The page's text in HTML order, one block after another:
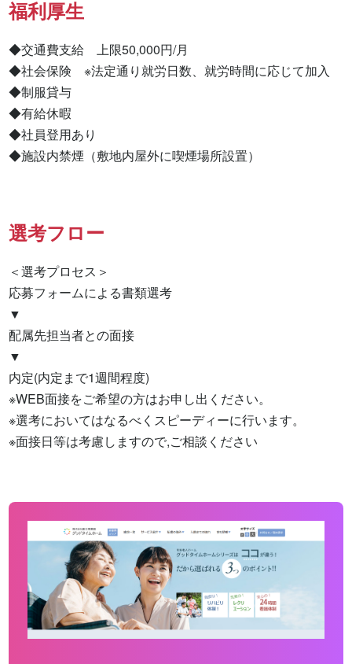
福利厚生
◆交通費支給　上限50,000円/月
◆社会保険　※法定通り就労日数、就労時間に応じて加入
◆制服貸与
◆有給休暇
◆社員登用あり
◆施設内禁煙（敷地内屋外に喫煙場所設置）
選考フロー
＜選考プロセス＞
応募フォームによる書類選考
▼
配属先担当者との面接
▼
内定(内定まで1週間程度)
※WEB面接をご希望の方はお申し出ください。
※選考においてはなるべくスピーディーに行います。
※面接日等は考慮しますので,ご相談ください